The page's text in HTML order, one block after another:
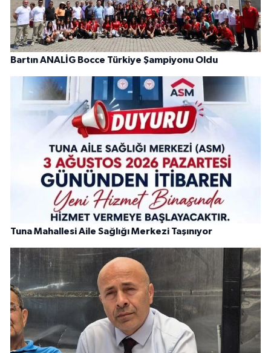
Bartın ANALİG Bocce Türkiye Şampiyonu Oldu
Tuna Mahallesi Aile Sağlığı Merkezi Taşınıyor